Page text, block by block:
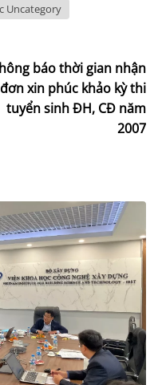
Uncategory
báo thời gian nhận
đơn xin phúc khảo kỳ thi
tuyển sinh ĐH, CĐ năm
2007